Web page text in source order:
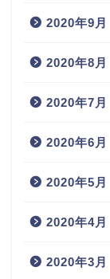
2020年9月
2020年8月
2020年7月
2020年6月
2020年5月
2020年4月
2020年3月